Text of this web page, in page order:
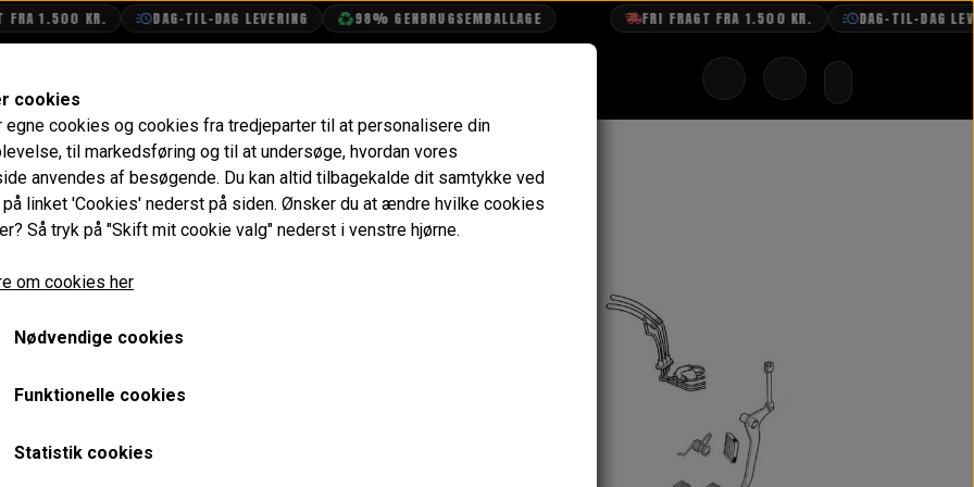
1.500 KR. DAG-TIL-DAG LEVERING 98% GENBRUGSEMBALLAGE FRI FRAGT FRA 1.500 KR. DAG-TIL-DAG
cookies
egne cookies og cookies fra tredjeparter til at personalisere din
til markedsføring og til at undersøge, hvordan vores
anvendes af besøgende. Du kan altid tilbagekalde dit samtykke ved
linket 'Cookies' nederst på siden. Ønsker du at ændre hvilke cookies
Så tryk på "Skift mit cookie valg" nederst i venstre hjørne.
om cookies her
Nødvendige cookies
Funktionelle cookies
Statistik cookies